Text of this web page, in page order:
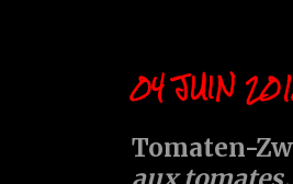
04 JUIN
Tomaten-